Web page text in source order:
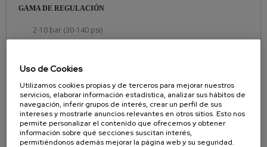
GAMA DE REGULACIÓN
2-10 bar (30-140 psi)
10 bar (140 psi)
ENTRADA DE AIRE
1/4'' npt (f)
SALIDA DE PRODUCTO
Uso de Cookies
Utilizamos cookies propias y de terceros para mejorar nuestros
servicios, elaborar información estadística, analizar sus hábitos de
navegación, inferir grupos de interés, crear un perfil de sus
intereses y mostrarle anuncios relevantes en otros sitios. Esto nos
permite personalizar el contenido que ofrecemos y obtener
información sobre qué secciones suscitan interés,
permitiéndonos además mejorar la página web y su seguridad.